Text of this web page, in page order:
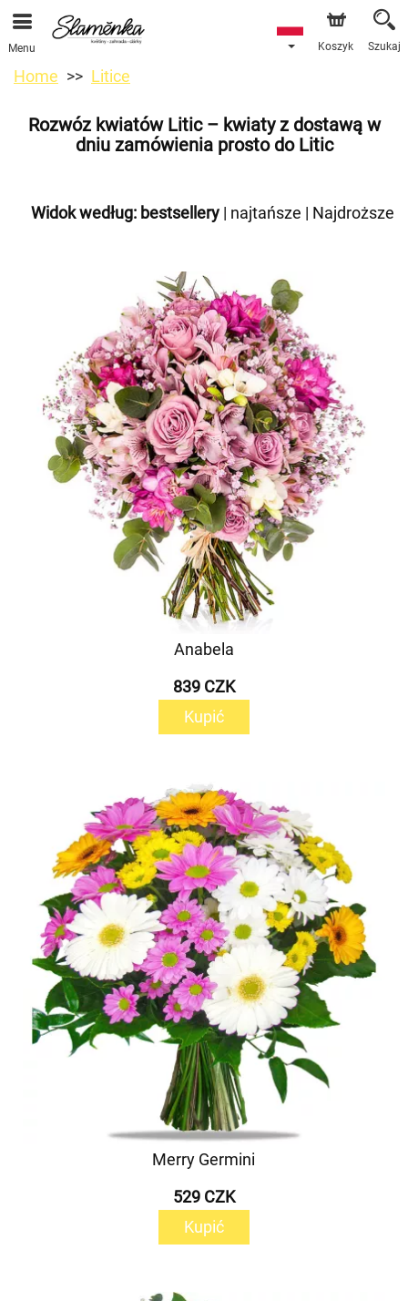
Menu Koszyk Szukaj
Home Litice
Rozwóz kwiatów Litic – kwiaty z dostawą w
dniu zamówienia prosto do Litic
Widok według: bestsellery | najtańsze | Najdroższe
Anabela
839 CZK
Kupić
Merry Germini
529 CZK
Kupić